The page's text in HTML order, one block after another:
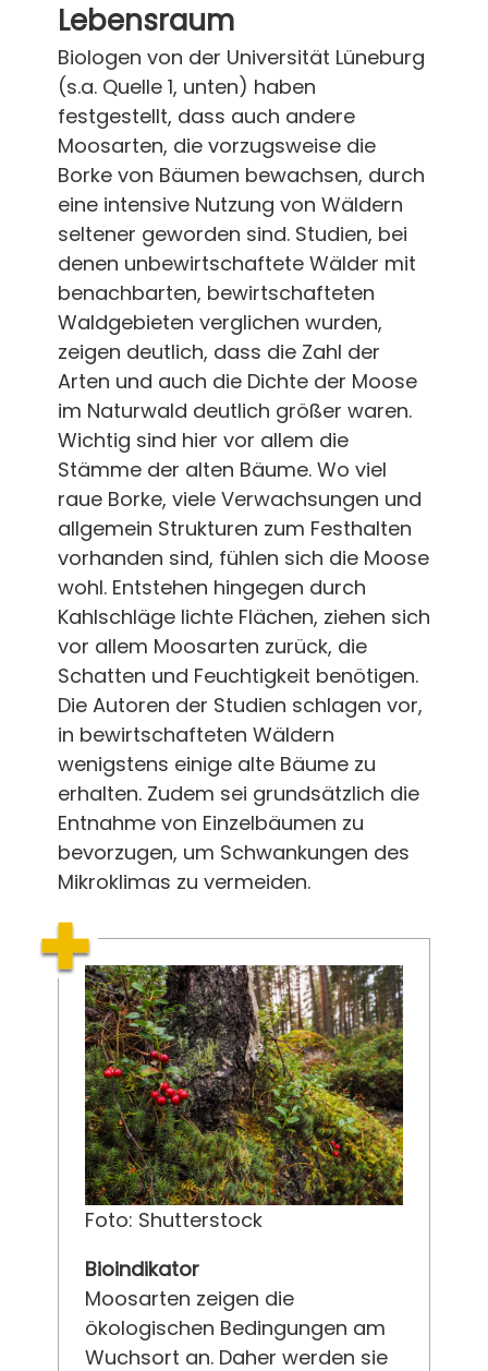
Lebensraum
Biologen von der Universität Lüneburg
(s.a. Quelle 1, unten) haben
festgestellt, dass auch andere
Moosarten, die vorzugsweise die
Borke von Bäumen bewachsen, durch
eine intensive Nutzung von Wäldern
seltener geworden sind. Studien, bei
denen unbewirtschaftete Wälder mit
benachbarten, bewirtschafteten
Waldgebieten verglichen wurden,
zeigen deutlich, dass die Zahl der
Arten und auch die Dichte der Moose
im Naturwald deutlich größer waren.
Wichtig sind hier vor allem die
Stämme der alten Bäume. Wo viel
raue Borke, viele Verwachsungen und
allgemein Strukturen zum Festhalten
vorhanden sind, fühlen sich die Moose
wohl. Entstehen hingegen durch
Kahlschläge lichte Flächen, ziehen sich
vor allem Moosarten zurück, die
Schatten und Feuchtigkeit benötigen.
Die Autoren der Studien schlagen vor,
in bewirtschafteten Wäldern
wenigstens einige alte Bäume zu
erhalten. Zudem sei grundsätzlich die
Entnahme von Einzelbäumen zu
bevorzugen, um Schwankungen des
Mikroklimas zu vermeiden.
Foto: Shutterstock
Bioindikator
Moosarten zeigen die
ökologischen Bedingungen am
Wuchsort an. Daher werden sie